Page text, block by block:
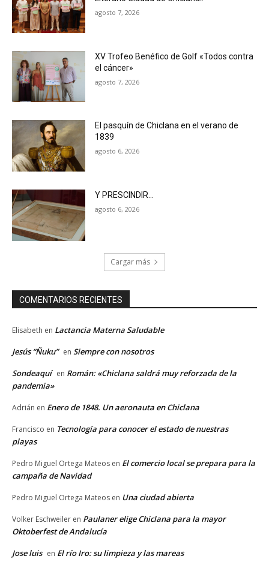
agosto 7, 2026
XV Trofeo Benéfico de Golf «Todos contra
el cáncer»
agosto 7, 2026
El pasquín de Chiclana en el verano de
1839
agosto 6, 2026
Y PRESCINDIR…
agosto 6, 2026
Cargar más
COMENTARIOS RECIENTES
Elisabeth en Lactancia Materna Saludable
Jesús “Ñuku” en Siempre con nosotros
Sondeaquí en Román: «Chiclana saldrá muy reforzada de la
pandemia»
Adrián en Enero de 1848. Un aeronauta en Chiclana
Francisco en Tecnología para conocer el estado de nuestras
playas
Pedro Miguel Ortega Mateos en El comercio local se prepara para la
campaña de Navidad
Pedro Miguel Ortega Mateos en Una ciudad abierta
Volker Eschweiler en Paulaner elige Chiclana para la mayor
Oktoberfest de Andalucía
Jose luis en El río Iro: su limpieza y las mareas